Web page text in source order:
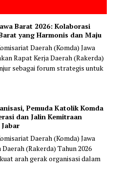
Barat 2026: Kolaborasi
yang Harmonis dan Maju
Daerah (Komda) Jawa
Rapat Kerja Daerah (Rakerda)
sebagai forum strategis untuk
Pemuda Katolik Komda
dan Jalin Kemitraan
Daerah (Komda) Jawa
(Rakerda) Tahun 2026
arah gerak organisasi dalam